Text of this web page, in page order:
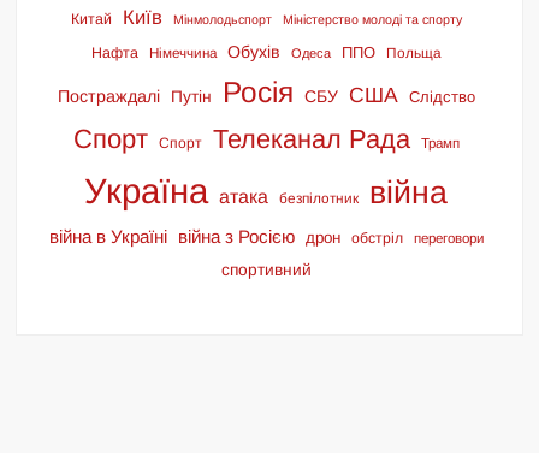
Китай Київ Мінмолодьспорт Міністерство молоді та спорту
Нафта Німеччина Обухів Одеса ППО Польща
Постраждалі Путін Росія СБУ США Слідство
Спорт Спорт Телеканал Рада Трамп
Україна атака безпілотник війна
війна в Україні війна з Росією дрон обстріл переговори
спортивний